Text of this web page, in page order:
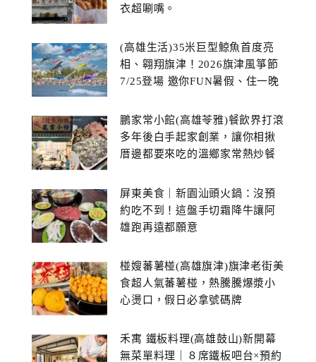
衣超唰嘴。
(高雄生活)35米巨型鯨魚首度亮
相、翱翔旗津！2026旗津風箏節
7/25登場 邀你FUN暑假、住一晚
鵬家常小館(高雄苓雅)餐飲界打滾
多年後白手起家創業，讓你相揪
厝邊都要來吃的溫鄉家常熱炒餐
屏東美食｜新園汕頭火鍋：沒預
約吃不到！這盤手切霜降牛讓阿
雄跑再遠都願意
椪嫂蕃薯椪(高雄旗津)旗津老街美
食超人氣蕃薯椪，熱騰騰爆漿小
心燙口，假日必拿號碼牌
禾寓 鐵板料理(高雄鼓山)新開幕
無菜單料理｜８席鐵板吧台×預約